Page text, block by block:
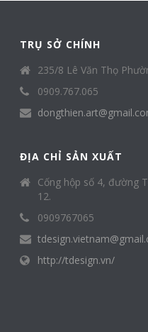
TRỤ SỞ CHÍNH
235/8 Lê Văn Thọ
0909.767.065
ĐỊA CHỈ SẢN XUẤT
Cống hộp số 4, đường
12.
0909767065
http://tdesign.vn/